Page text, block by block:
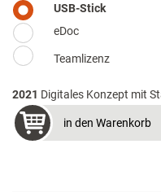
USB-Stick
eDoc
Teamlizenz
2021 Digitales Konzept mit
in den Warenkorb